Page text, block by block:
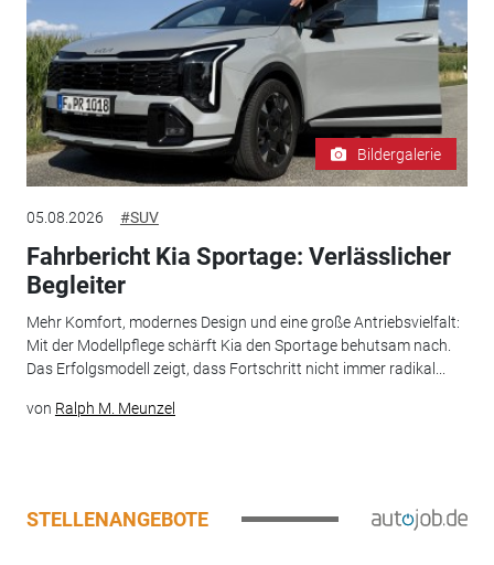
Bildergalerie
05.08.2026 #SUV
Fahrbericht Kia Sportage: Verlässlicher
Begleiter
Mehr Komfort, modernes Design und eine große Antriebsvielfalt:
Mit der Modellpflege schärft Kia den Sportage behutsam nach.
Das Erfolgsmodell zeigt, dass Fortschritt nicht immer radikal...
von Ralph M. Meunzel
STELLENANGEBOTE